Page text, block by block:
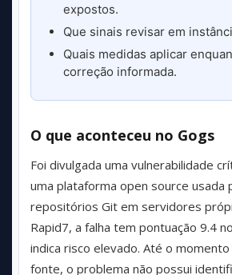
expostos.
Que sinais revisar em
Quais medidas aplicar
correção informada.
O que aconteceu no Gogs
Foi divulgada uma vulnerabilidade
uma plataforma open source usada
repositórios Git em servidores
Rapid7, a falha tem pontuação 9.4
indica risco elevado. Até o
fonte, o problema não possui